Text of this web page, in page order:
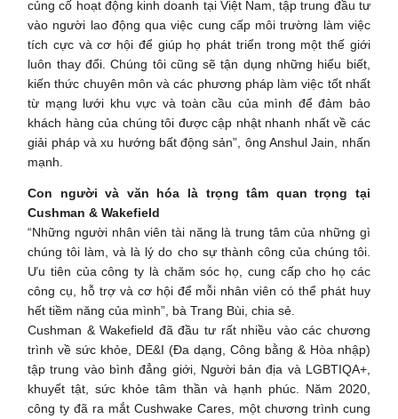
củng cố hoạt động kinh doanh tại Việt Nam, tập trung đầu tư
vào người lao động qua việc cung cấp môi trường làm việc
tích cực và cơ hội để giúp họ phát triển trong một thế giới
luôn thay đổi. Chúng tôi cũng sẽ tận dụng những hiểu biết,
kiến thức chuyên môn và các phương pháp làm việc tốt nhất
từ mạng lưới khu vực và toàn cầu của mình để đảm bảo
khách hàng của chúng tôi được cập nhật nhanh nhất về các
giải pháp và xu hướng bất động sản”, ông Anshul Jain, nhấn
mạnh.
Con người và văn hóa là trọng tâm quan trọng tại
Cushman & Wakefield
“Những người nhân viên tài năng là trung tâm của những gì
chúng tôi làm, và là lý do cho sự thành công của chúng tôi.
Ưu tiên của công ty là chăm sóc họ, cung cấp cho họ các
công cụ, hỗ trợ và cơ hội để mỗi nhân viên có thể phát huy
hết tiềm năng của mình”, bà Trang Bùi, chia sẻ.
Cushman & Wakefield đã đầu tư rất nhiều vào các chương
trình về sức khỏe, DE&I (Đa dạng, Công bằng & Hòa nhập)
tập trung vào bình đẳng giới, Người bản địa và LGBTIQA+,
khuyết tật, sức khỏe tâm thần và hạnh phúc. Năm 2020,
công ty đã ra mắt Cushwake Cares, một chương trình cung